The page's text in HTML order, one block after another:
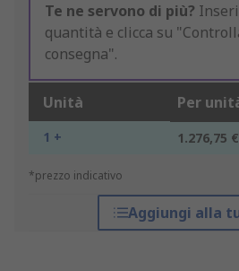
Te ne servono di più?
quantità e clicca su
consegna".
Unità Per
1 + 1.276,75 €
*prezzo indicativo
Aggiungi alla